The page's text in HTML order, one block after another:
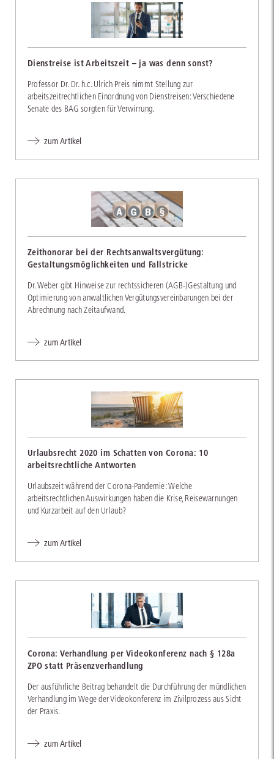
Dienstreise ist Arbeitszeit – ja was denn sonst?
Professor Dr. Dr. h.c. Ulrich Preis nimmt Stellung zur
arbeitszeitrechtlichen Einordnung von Dienstreisen: Verschiedene
Senate des BAG sorgten für Verwirrung.
zum Artikel
Zeithonorar bei der Rechtsanwaltsvergütung:
Gestaltungsmöglichkeiten und Fallstricke
Dr. Weber gibt Hinweise zur rechtssicheren (AGB-)Gestaltung und
Optimierung von anwaltlichen Vergütungsvereinbarungen bei der
Abrechnung nach Zeitaufwand.
zum Artikel
Urlaubsrecht 2020 im Schatten von Corona: 10
arbeitsrechtliche Antworten
Urlaubszeit während der Corona-Pandemie: Welche
arbeitsrechtlichen Auswirkungen haben die Krise, Reisewarnungen
und Kurzarbeit auf den Urlaub?
zum Artikel
Corona: Verhandlung per Videokonferenz nach § 128a
ZPO statt Präsenzverhandlung
Der ausführliche Beitrag behandelt die Durchführung der mündlichen
Verhandlung im Wege der Videokonferenz im Zivilprozess aus Sicht
der Praxis.
zum Artikel